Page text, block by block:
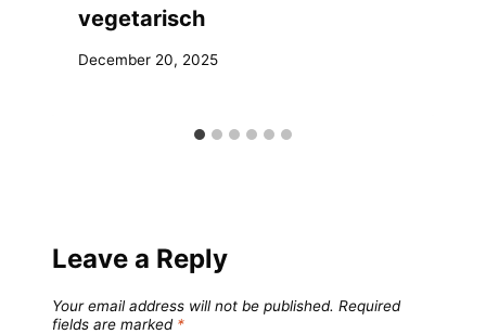
vegetarisch
December 20, 2025
Leave a Reply
Your email address will not be published. Required
fields are marked *